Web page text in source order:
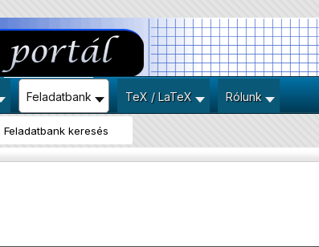
Feladatbank TeX / LaTeX Rólunk
Feladatbank keresés